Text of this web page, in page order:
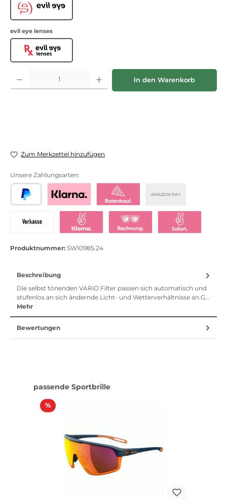
Evil Eye
evil eye lensesauswählen
Evil Eye lenses
Produkt Anzahl: Gib den gewünschten Wert ein oder benutze die
In den Warenkorb
Zum Merkzettel hinzufügen
Unsere Zahlungsarten:
AMAZON PAY
Bezahlen mit KlarnaKlarna Ratenkauf
Produktnummer: SW10985.24
Beschreibung
Die selbst tönenden VARiO Filter passen sich automatisch und
stufenlos an sich ändernde Licht- und Wetterverhältnisse an.G…
Mehr
Bewertungen
Produktgalerie überspringen
passende Sportbrille
%Rabatt